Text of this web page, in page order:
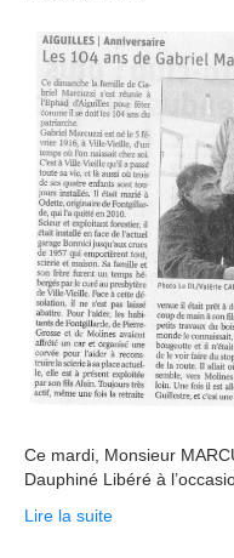
Ce mardi, Monsieur
Dauphiné Libéré à
Lire la suite